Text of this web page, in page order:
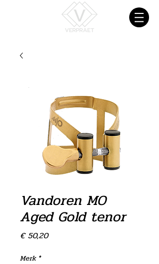
Vandoren MO
Aged Gold tenor
€ 50,20Prijs
Merk *